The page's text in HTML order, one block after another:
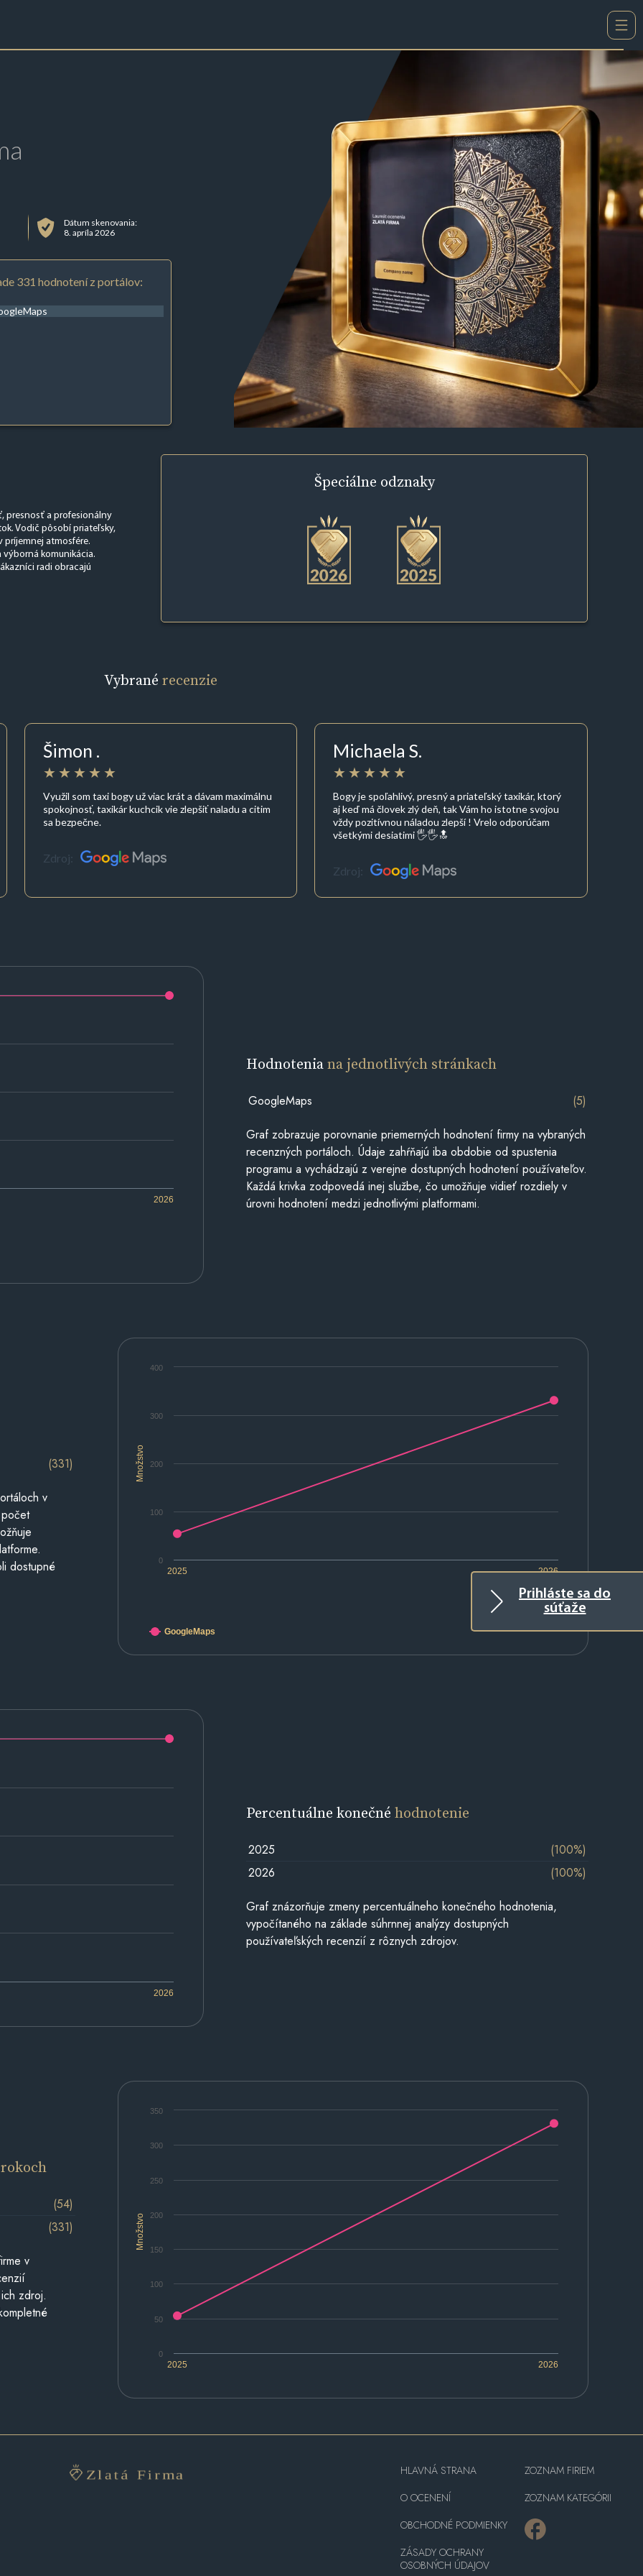
Prihláste sa do
súťaže
Dátum skenovania:
8. apríla 2026
331 hodnotení z portálov:
presnosť a profesionálny
Vodič pôsobí priateľsky,
príjemnej atmosfére.
komunikácia.
radi obracajú
Špeciálne odznaky
Vybrané recenzie
Šimon .
Využil som taxi bogy už viac krát a dávam maximálnu
spokojnosť, taxikár kuchcik vie zlepšiť naladu a citim
sa bezpečne.
Zdroj:
Michaela S.
Bogy je spoľahlivý, presný a priateľský taxikár, ktorý
aj keď má človek zlý deň, tak Vám ho istotne svojou
vždy pozitívnou náladou zlepší ! Vrelo odporúčam
všetkými desiatimi 🖐🖐🔝
Zdroj:
2026
Hodnoteniana jednotlivých stránkach
GoogleMaps (5)
Graf zobrazuje porovnanie priemerných hodnotení firmy na vybraných
recenzných portáloch. Údaje zahŕňajú iba obdobie od spustenia
programu a vychádzajú z verejne dostupných hodnotení používateľov.
Každá krivka zodpovedá inej službe, čo umožňuje vidieť rozdiely v
úrovni hodnotení medzi jednotlivými platformami.
Množstvo
2025 2026
0
100
200
300
400
GoogleMaps
(331)
v
dostupné
2026
Percentuálne konečnéhodnotenie
2025
(100%)
2026
(100%)
Graf znázorňuje zmeny percentuálneho konečného hodnotenia,
vypočítaného na základe súhrnnej analýzy dostupných
používateľských recenzií z rôznych zdrojov.
Množstvo
2025 2026
0
50
100
150
200
250
300
350
(54)
(331)
v
zdroj.
HLAVNÁ STRANA
O OCENENÍ
OBCHODNÉ PODMIENKY
ZÁSADY OCHRANY
OSOBNÝCH ÚDAJOV
ZOZNAM FIRIEM
ZOZNAM KATEGÓRII